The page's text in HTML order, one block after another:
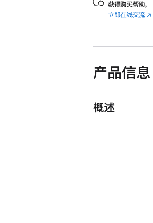
获得购买帮助，
立即在线交流 (在
口
打
开)
产品信息
概述